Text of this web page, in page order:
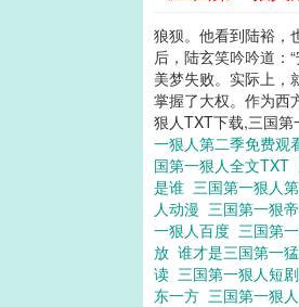
狼狈。他看到陆裕，
后，陆玄笑吟吟道：
美梦失败。实际上，
掌握了大权。作为西
狠人TXT下载,三国
一狠人第二季免费观
国第一狠人全文TXT
是谁 三国第一狠人
人动漫 三国第一狠帝
一狠人百度 三国第
放 谁才是三国第一
读 三国第一狠人短
东一方 三国第一狠